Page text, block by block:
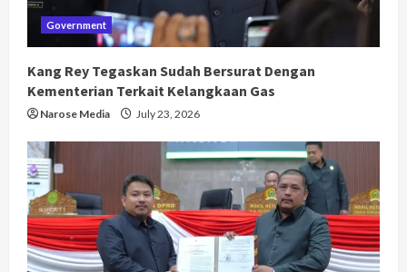
Government
Kang Rey Tegaskan Sudah Bersurat Dengan
Kementerian Terkait Kelangkaan Gas
Narose Media July 23, 2026